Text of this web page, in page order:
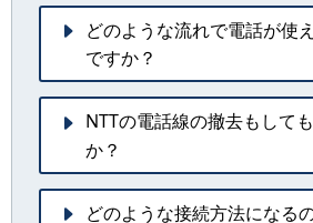
どのような流れで電話が使
ですか？
NTTの電話線の撤去もして
か？
どのような接続方法になる